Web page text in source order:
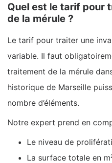
Quel est le tarif pour
de la mérule ?
Le tarif pour traiter une
variable. Il faut
traitement de la mérule
historique de Marseille
nombre d’éléments.
Notre expert prend en
Le niveau de
La surface totale en